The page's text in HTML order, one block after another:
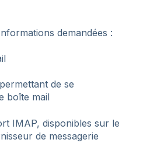
demandées :
de se
boîte mail
IMAP, disponibles sur le
de messagerie